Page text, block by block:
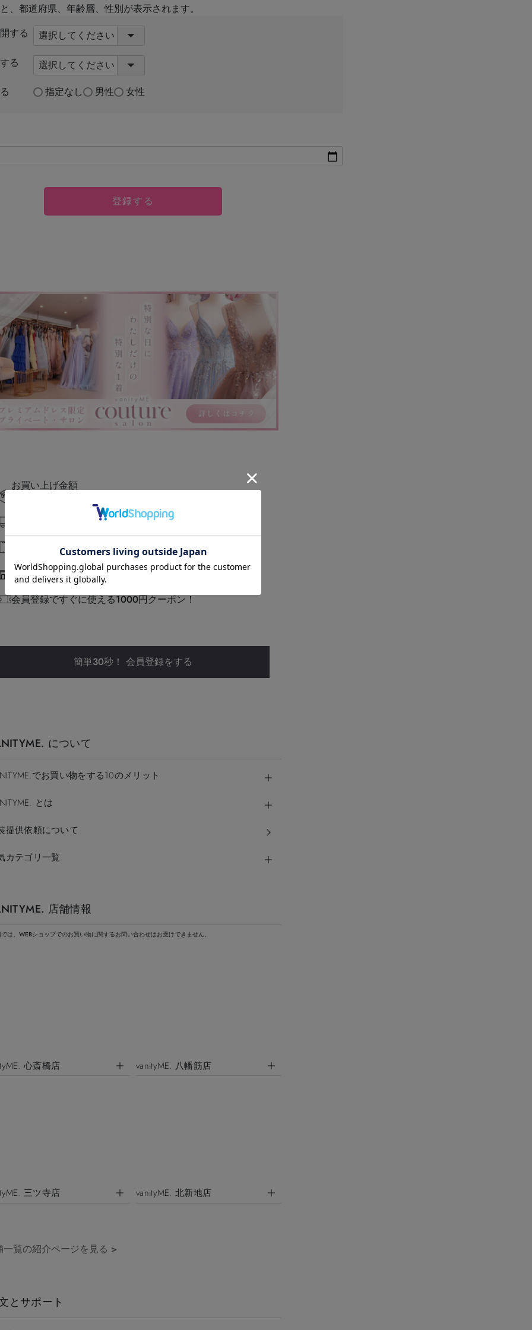
、都道府県、年齢層、性別が表示されます。
する
る
指定なし 男性 女性
登録する
お買い上げ金額
15時までの注文で当日発送
豊富な決済方法
実店舗でコーデの相談ができる
会員登録ですぐに使える1000円クーポン！
簡単30秒！ 会員登録をする
について
でお買い物をする10のメリット
とは
提供依頼について
カテゴリ一覧
店舗情報
は、WEBショップでのお買い物に関するお問い合わせはお受けできません。
心斎橋店 vanityME. 八幡筋店
三ツ寺店 vanityME. 北新地店
一覧の紹介ページを見る >
とサポート